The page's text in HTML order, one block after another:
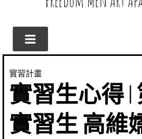
實習計畫
實習生心得 |
實習生 高維